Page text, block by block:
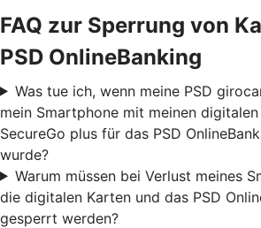
FAQ zur Sperrung von
PSD OnlineBanking
Was tue ich, wenn meine PSD
mein Smartphone mit meinen
SecureGo plus für das PSD
wurde?
Warum müssen bei Verlust meines
die digitalen Karten und das PSD
gesperrt werden?